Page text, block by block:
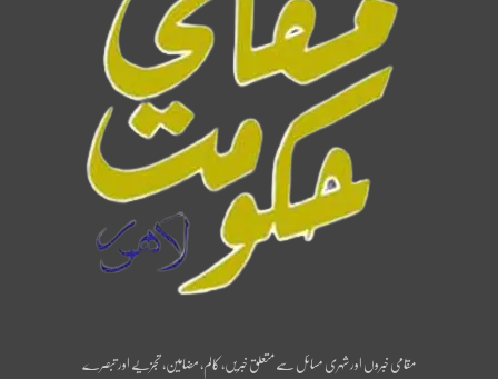
مقامی خبروں اور شہری مسائل سے متعلق خبریں، کالم، مضامین، تجزیے اور تبصرے